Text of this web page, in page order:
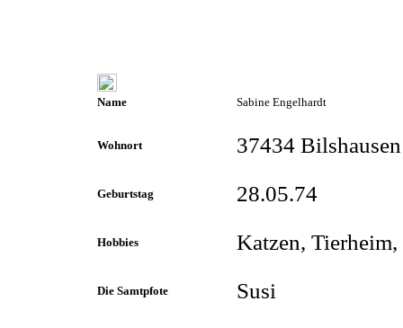
Name Sabine Engelhardt
Wohnort 37434 Bilshausen
Geburtstag 28.05.74
Hobbies Katzen,
Die Samtpfote Susi